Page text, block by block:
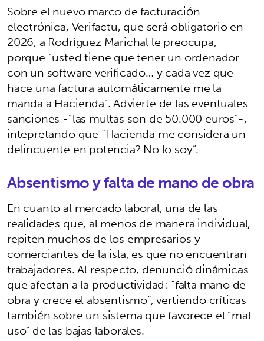
Sobre el nuevo marco de facturación
electrónica, Verifactu, que será obligatorio en
2026, a Rodríguez Marichal le preocupa,
porque “usted tiene que tener un ordenador
con un software verificado… y cada vez que
hace una factura automáticamente me la
manda a Hacienda”. Advierte de las eventuales
sanciones -“las multas son de 50.000 euros”-,
intepretando que “Hacienda me considera un
delincuente en potencia? No lo soy”.
Absentismo y falta de mano de obra
En cuanto al mercado laboral, una de las
realidades que, al menos de manera individual,
repiten muchos de los empresarios y
comerciantes de la isla, es que no encuentran
trabajadores. Al respecto, denunció dinámicas
que afectan a la productividad: “falta mano de
obra y crece el absentismo”, vertiendo críticas
también sobre un sistema que favorece el “mal
uso” de las bajas laborales.